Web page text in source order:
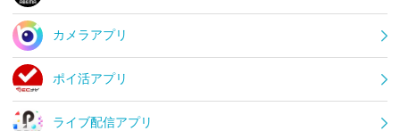
カメラアプリ
ポイ活アプリ
ライブ配信アプリ